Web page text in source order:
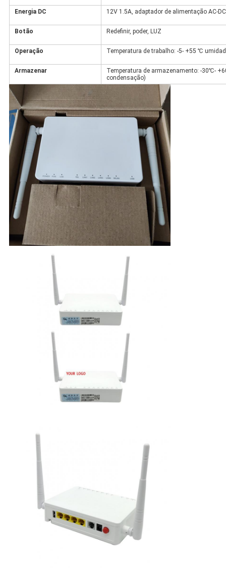
Energia DC 12V 1.5A, adaptador de alimentação AC-
Botão Redefinir, poder, LUZ
Operação Temperatura de trabalho: -5- +55 ℃
Armazenar
Temperatura de armazenamento: -30℃-
condensação)